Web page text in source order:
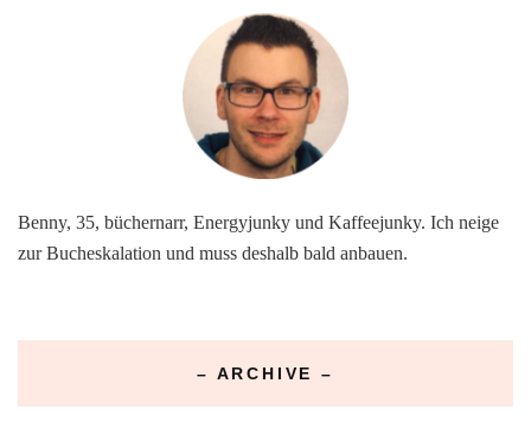
Benny, 35, büchernarr, Energyjunky und Kaffeejunky. Ich neige
zur Bucheskalation und muss deshalb bald anbauen.
– ARCHIVE –